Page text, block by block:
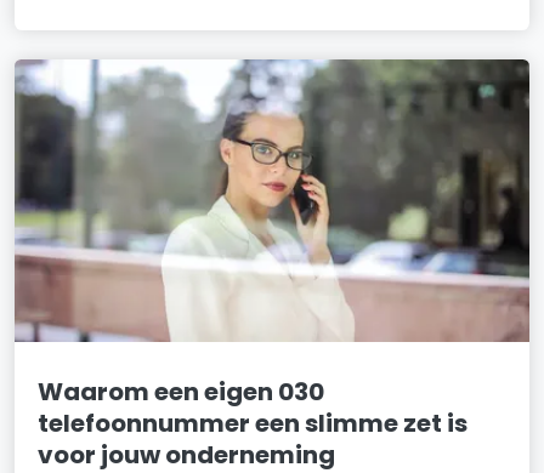
Waarom een eigen 030
telefoonnummer een slimme zet is
voor jouw onderneming